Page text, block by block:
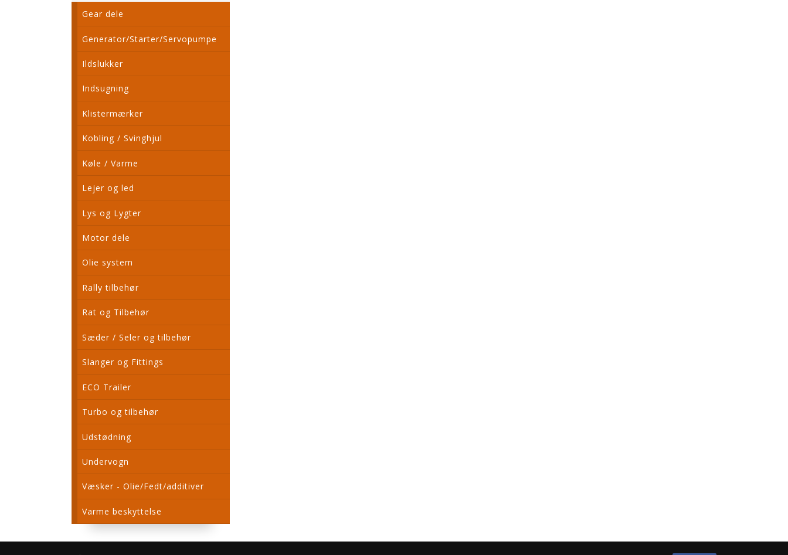
Gear dele
Generator/Starter/Servopumpe
Ildslukker
Indsugning
Klistermærker
Kobling / Svinghjul
Køle / Varme
Lejer og led
Lys og Lygter
Motor dele
Olie system
Rally tilbehør
Rat og Tilbehør
Sæder / Seler og tilbehør
Slanger og Fittings
ECO Trailer
Turbo og tilbehør
Udstødning
Undervogn
Væsker - Olie/Fedt/additiver
Varme beskyttelse